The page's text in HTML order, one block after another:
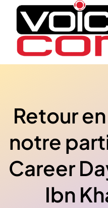
Skip
content
Retour
notre
Career
Ibn